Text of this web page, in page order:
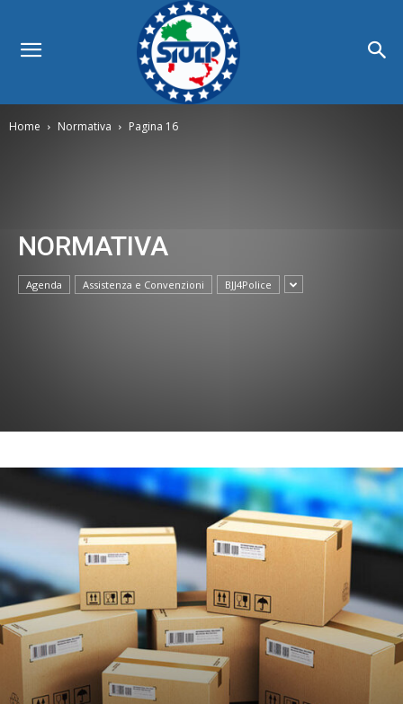
Home Normativa Pagina 16
NORMATIVA
Agenda Assistenza e Convenzioni BJJ4Police